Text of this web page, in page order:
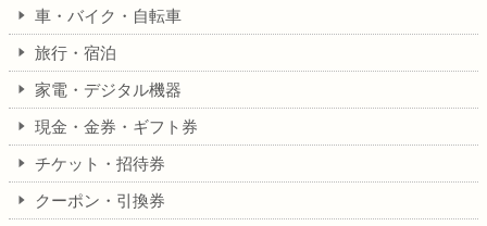
車・バイク・自転車
旅行・宿泊
家電・デジタル機器
現金・金券・ギフト券
チケット・招待券
クーポン・引換券